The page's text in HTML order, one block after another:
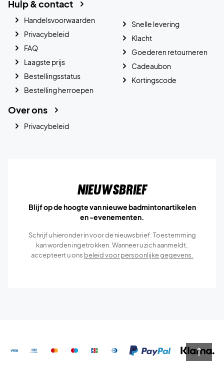
Hulp & contact
Handelsvoorwaarden
Privacybeleid
FAQ
Laagste prijs
Bestellingsstatus
Bestelling herroepen
Snelle levering
Klacht
Goederen retourneren
Cadeaubon
Kortingscode
Over ons
Privacybeleid
Nieuwsbrief
Blijf op de hoogte van nieuwe badmintonartikelen
en -evenementen.
Schrijf u hieronder in voor de nieuwsbrief. Toestemming
kan worden ingetrokken. Wanneer u zich aanmeldt,
accepteert u ons beleid voor persoonlijke gegevens.